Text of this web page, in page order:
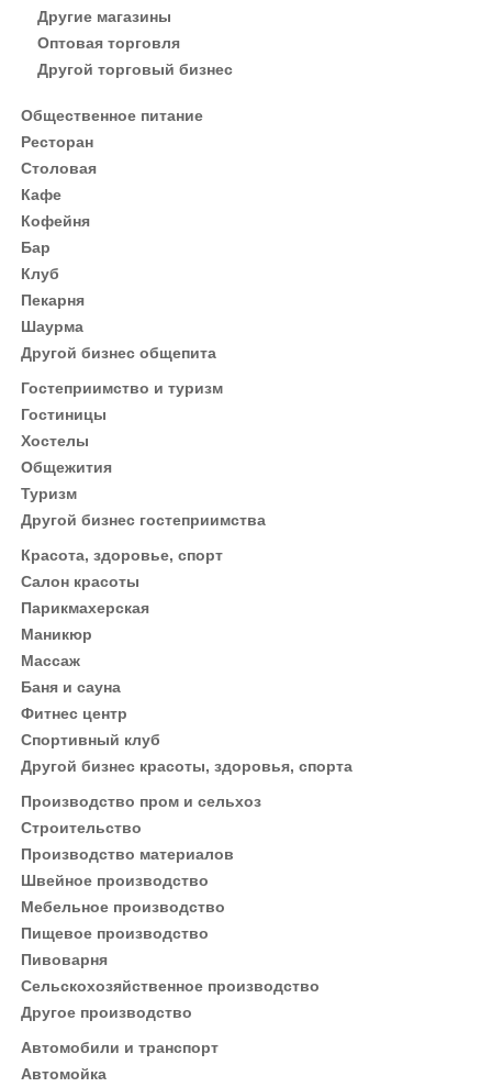
Другие магазины
Оптовая торговля
Другой торговый бизнес
Общественное питание
Ресторан
Столовая
Кафе
Кофейня
Бар
Клуб
Пекарня
Шаурма
Другой бизнес общепита
Гостеприимство и туризм
Гостиницы
Хостелы
Общежития
Туризм
Другой бизнес гостеприимства
Красота, здоровье, спорт
Салон красоты
Парикмахерская
Маникюр
Массаж
Баня и сауна
Фитнес центр
Спортивный клуб
Другой бизнес красоты, здоровья, спорта
Производство пром и сельхоз
Строительство
Производство материалов
Швейное производство
Мебельное производство
Пищевое производство
Пивоварня
Сельскохозяйственное производство
Другое производство
Автомобили и транспорт
Автомойка